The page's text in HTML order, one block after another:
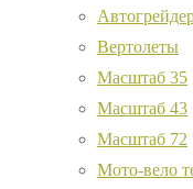
Вертолеты
Масштаб 35
Масштаб 43
Масштаб 72
Мото-вело